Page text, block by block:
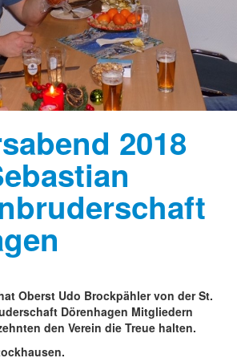
2018
Oberst Udo Brockpähler von der St.
Dörenhagen Mitgliedern
den Verein die Treue halten.